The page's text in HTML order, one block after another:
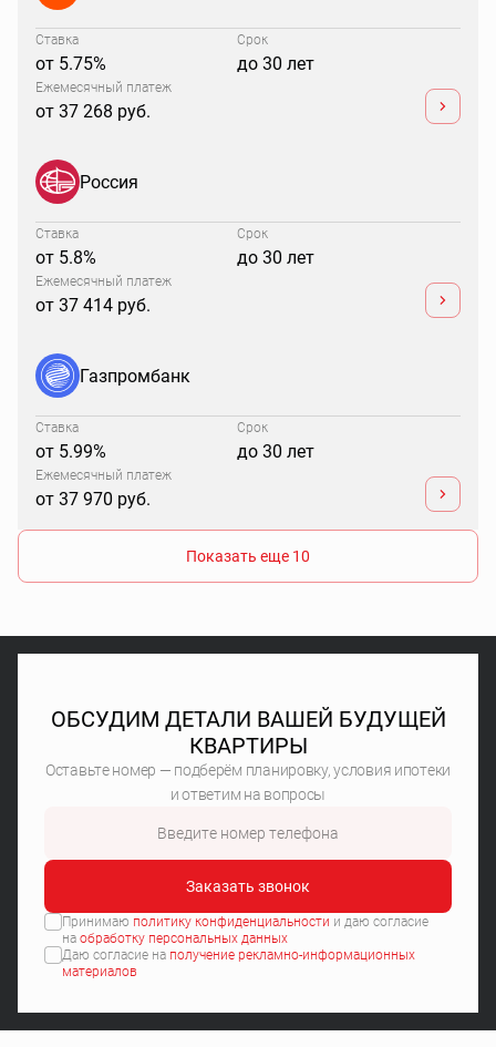
Ставка
от 5.75%
Срок
до 30 лет
Ежемесячный платеж
от 37 268 руб.
Россия
Ставка
от 5.8%
Срок
до 30 лет
Ежемесячный платеж
от 37 414 руб.
Газпромбанк
Ставка
от 5.99%
Срок
до 30 лет
Ежемесячный платеж
от 37 970 руб.
Показать еще 10
ОБСУДИМ ДЕТАЛИ ВАШЕЙ БУДУЩЕЙ
КВАРТИРЫ
Оставьте номер — подберём планировку, условия ипотеки
и ответим на вопросы
Заказать звонок
Принимаю политику конфиденциальности и даю согласие
наобработку персональных данных
Даю согласие на получение рекламно-информационных
материалов